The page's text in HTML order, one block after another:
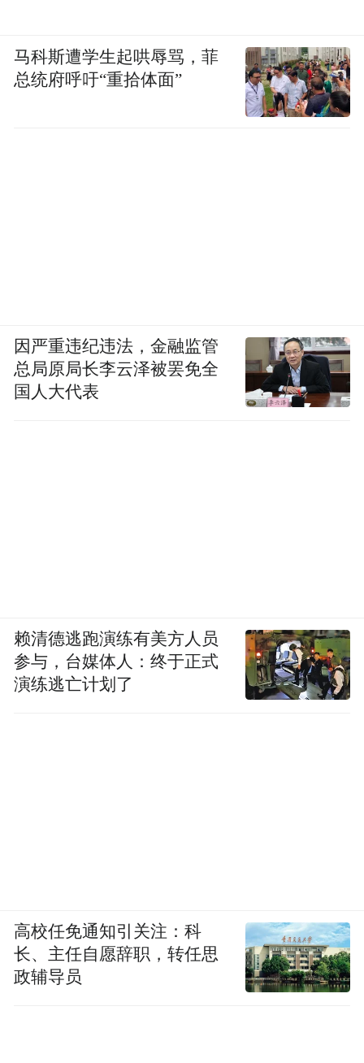
马科斯遭学生起哄辱骂，菲
总统府呼吁“重拾体面”
因严重违纪违法，金融监管
总局原局长李云泽被罢免全
国人大代表
赖清德逃跑演练有美方人员
参与，台媒体人：终于正式
演练逃亡计划了
高校任免通知引关注：科
长、主任自愿辞职，转任思
政辅导员